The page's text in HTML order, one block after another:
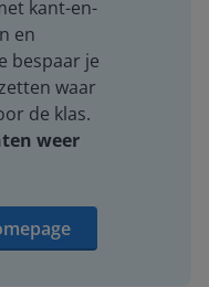
kant-en-
en
bespaar je
waar
de klas.
weer